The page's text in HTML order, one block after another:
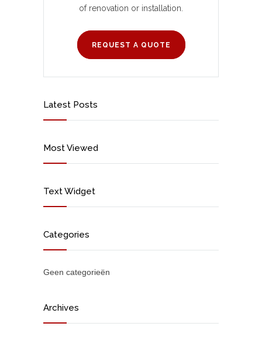
of renovation or installation.
REQUEST A QUOTE
Latest Posts
Most Viewed
Text Widget
Categories
Geen categorieën
Archives